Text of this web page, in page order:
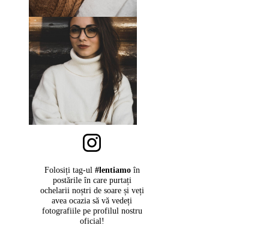
Folosiți tag-ul #lentiamoîn
postările în care purtați
ochelarii noștri de soare și veți
avea ocazia să vă vedeți
fotografiile pe profilul nostru
oficial!